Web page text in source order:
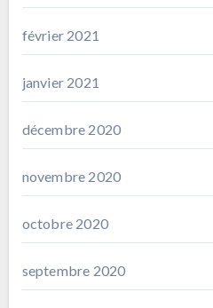
février 2021
janvier 2021
décembre 2020
novembre 2020
octobre 2020
septembre 2020